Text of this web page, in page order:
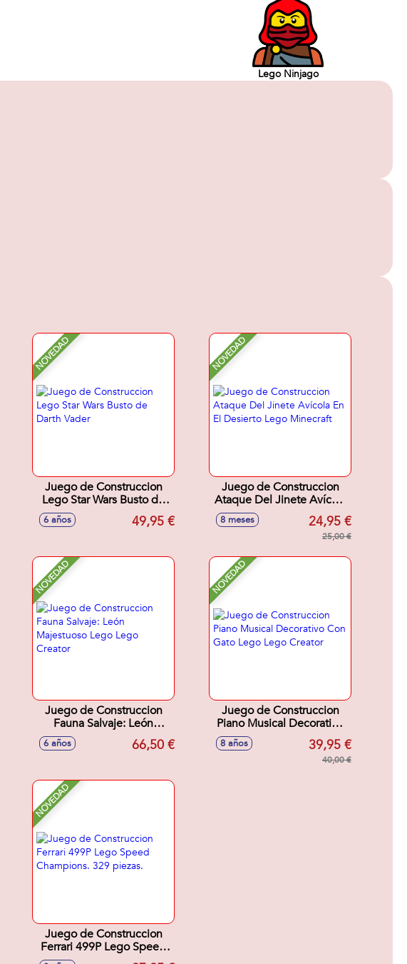
Lego Ninjago
NOVEDAD
Juego de Construccion
Lego Star Wars Busto de
Darth Vader
6 años 49,95 €
NOVEDAD
Juego de Construccion
Ataque Del Jinete Avícola
En El Desierto Lego
Minecraft
8 meses 24,95 €
25,00 €
NOVEDAD
Juego de Construccion
Fauna Salvaje: León
Majestuoso Lego Lego
6 años 66,50 €
NOVEDAD
Juego de Construccion
Piano Musical Decorativo
Con Gato Lego Lego
8 años 39,95 €
40,00 €
NOVEDAD
Juego de Construccion
Ferrari 499P Lego Speed
Champions. 329 piezas.